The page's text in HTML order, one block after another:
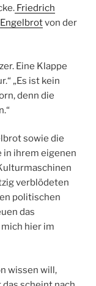
Friedrich
Engelbrotvon der
Eine Klappe
„Es ist kein
denn die
sowie die
ihrem eigenen
verblödeten
politischen
das
hier im
wissen will,